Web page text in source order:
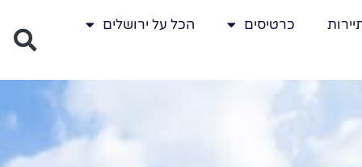
כרטיסים הכל על ירושלים